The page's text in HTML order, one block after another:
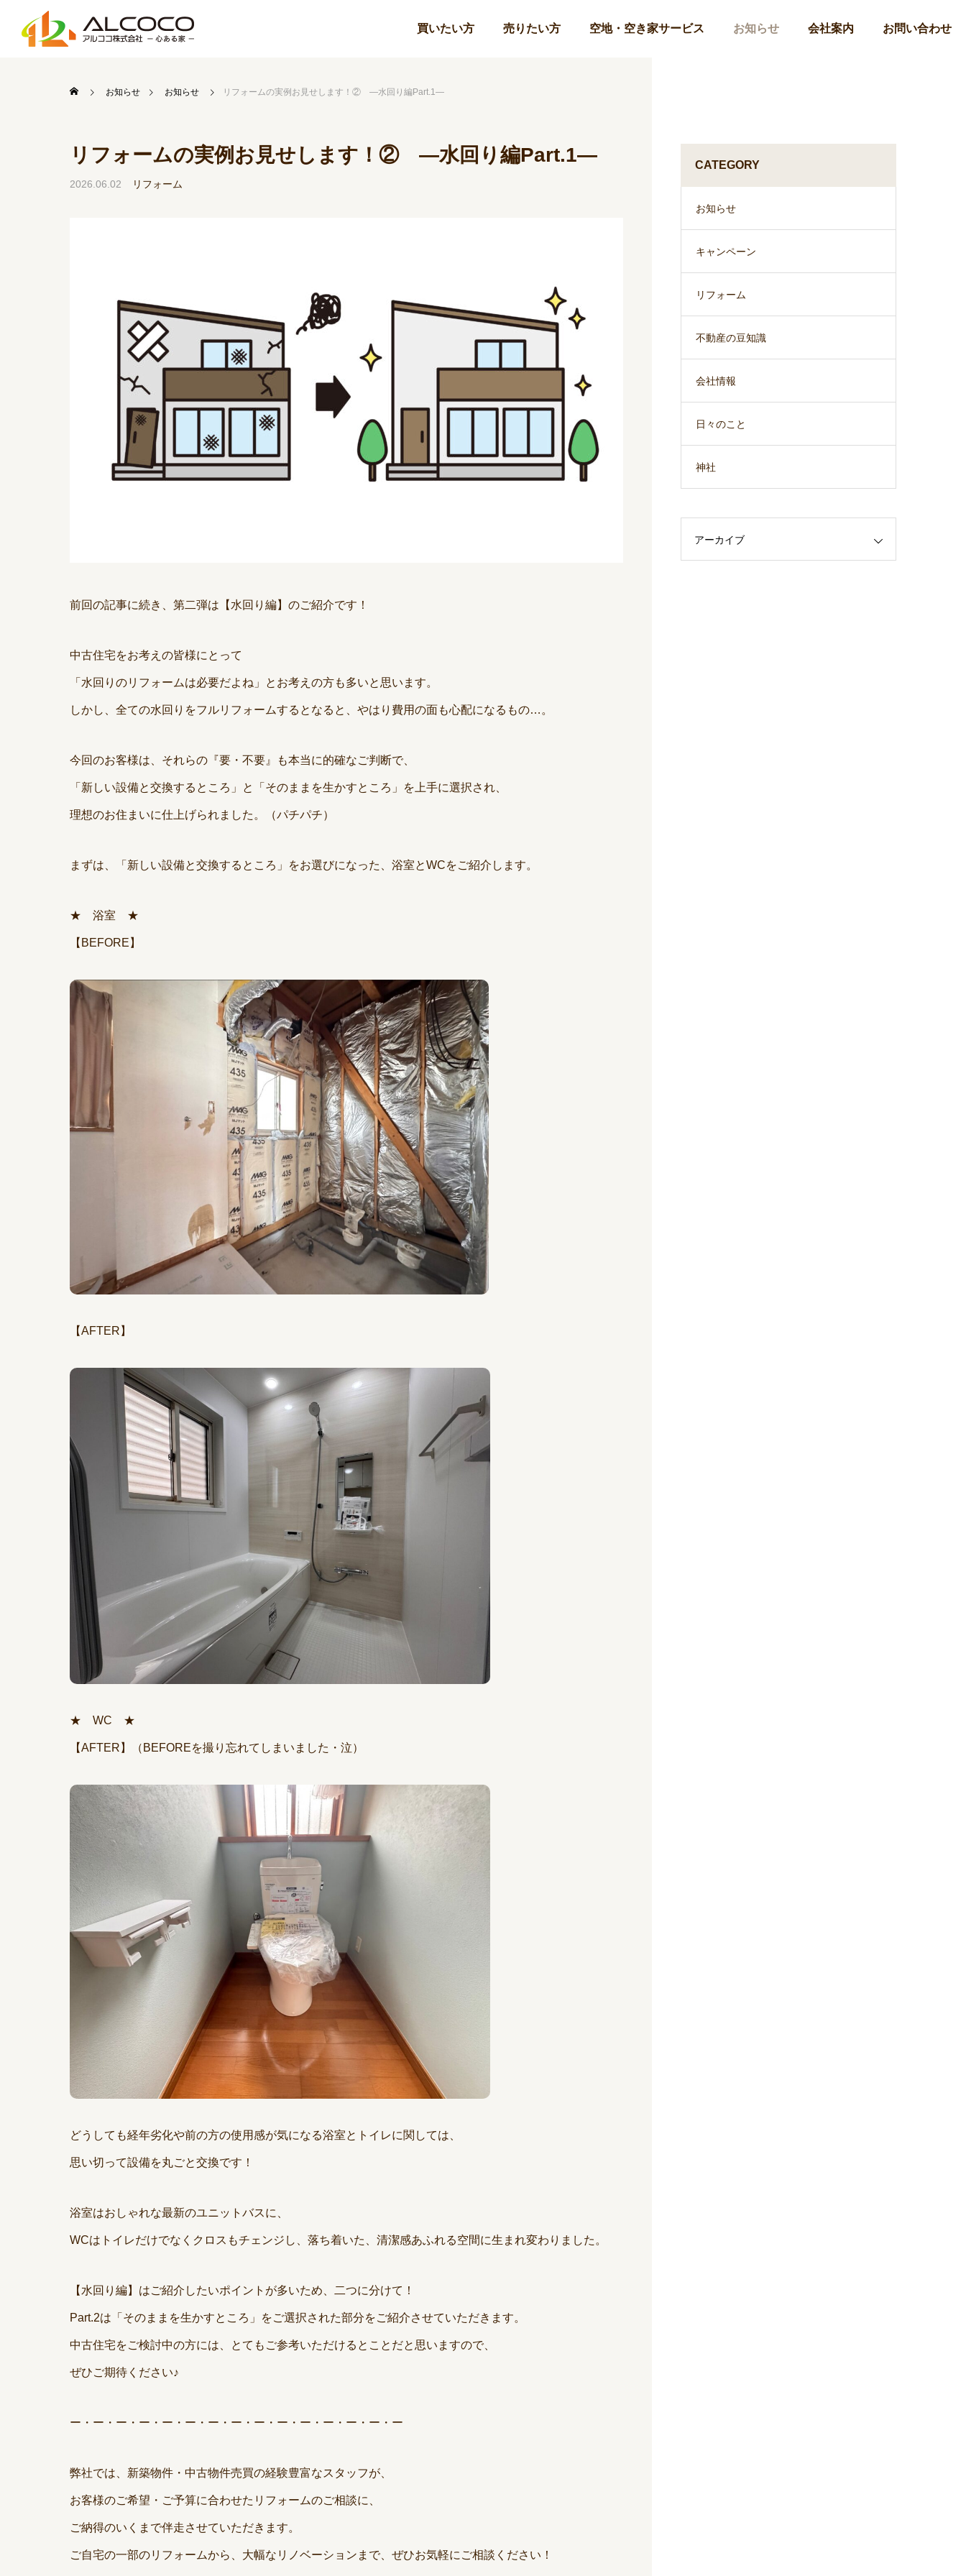
買いたい方 売りたい方 空地・空き家サービス お知らせ 会社案内 お問い合わせ
お知らせ お知らせ リフォームの実例お見せします！② ―水回り編Part.1―
リフォームの実例お見せします！② ―水回り編Part.1―
2026.06.02 リフォーム
前回の記事に続き、第二弾は【水回り編】のご紹介です！
中古住宅をお考えの皆様にとって
「水回りのリフォームは必要だよね」とお考えの方も多いと思います。
しかし、全ての水回りをフルリフォームするとなると、やはり費用の面も心配になるもの…。
今回のお客様は、それらの『要・不要』も本当に的確なご判断で、
「新しい設備と交換するところ」と「そのままを生かすところ」を上手に選択され、
理想のお住まいに仕上げられました。（パチパチ）
まずは、「新しい設備と交換するところ」をお選びになった、浴室とWCをご紹介します。
★ 浴室 ★
【BEFORE】
【AFTER】
★ WC ★
【AFTER】（BEFOREを撮り忘れてしまいました・泣）
どうしても経年劣化や前の方の使用感が気になる浴室とトイレに関しては、
思い切って設備を丸ごと交換です！
浴室はおしゃれな最新のユニットバスに、
WCはトイレだけでなくクロスもチェンジし、落ち着いた、清潔感あふれる空間に生まれ変わりました。
【水回り編】はご紹介したいポイントが多いため、二つに分けて！
Part.2は「そのままを生かすところ」をご選択された部分をご紹介させていただきます。
中古住宅をご検討中の方には、とてもご参考いただけるとことだと思いますので、
ぜひご期待ください♪
ー・ー・ー・ー・ー・ー・ー・ー・ー・ー・ー・ー・ー・ー・ー
弊社では、新築物件・中古物件売買の経験豊富なスタッフが、
お客様のご希望・ご予算に合わせたリフォームのご相談に、
ご納得のいくまで伴走させていただきます。
ご自宅の一部のリフォームから、大幅なリノベーションまで、ぜひお気軽にご相談ください！
CATEGORY
お知らせ
キャンペーン
リフォーム
不動産の豆知識
会社情報
日々のこと
神社
アーカイブ